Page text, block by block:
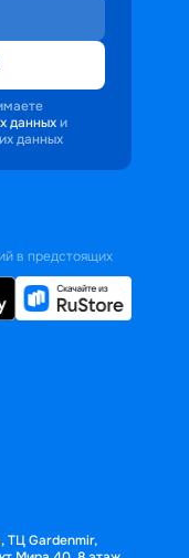
данных и
данных
в предстоящих
ТЦ Gardenmir,